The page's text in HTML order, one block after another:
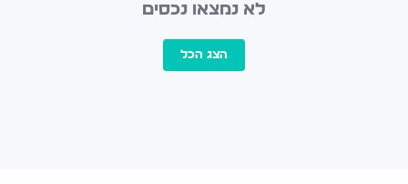
לא נמצאו נכסים
הצג הכל